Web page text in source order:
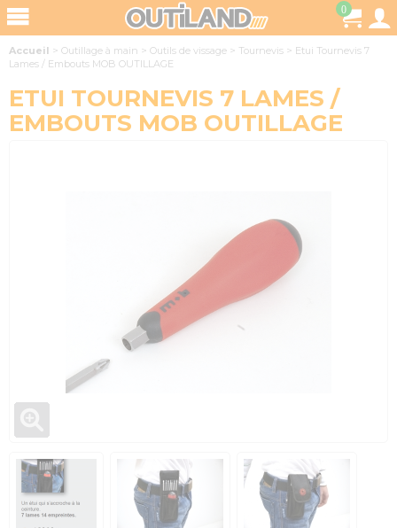
0
Accueil > Outillage à main > Outils de vissage > Tournevis > Etui Tournevis 7
Lames / Embouts MOB OUTILLAGE
ETUI TOURNEVIS 7 LAMES /
EMBOUTS MOB OUTILLAGE